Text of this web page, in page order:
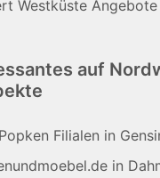
Westküste Angebote
auf
Filialen in
in